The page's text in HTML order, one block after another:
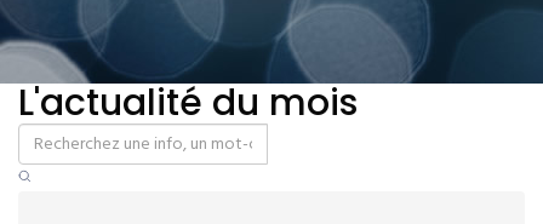
L'actualité du mois